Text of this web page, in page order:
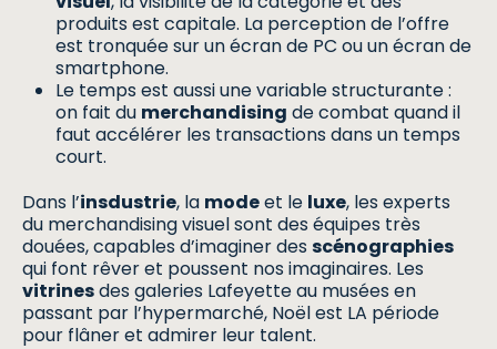
produits est capitale. La perception de l’offre
est tronquée sur un écran de PC ou un écran de
smartphone.
Le temps est aussi une variable structurante :
on fait du merchandising de combat quand il
faut accélérer les transactions dans un temps
court.
Dans l’insdustrie, la modeet le luxe, les experts
du merchandising visuel sont des équipes très
douées, capables d’imaginer des scénographies
qui font rêver et poussent nos imaginaires. Les
vitrinesdes galeries Lafeyette au musées en
passant par l’hypermarché, Noël est LA période
pour flâner et admirer leur talent.